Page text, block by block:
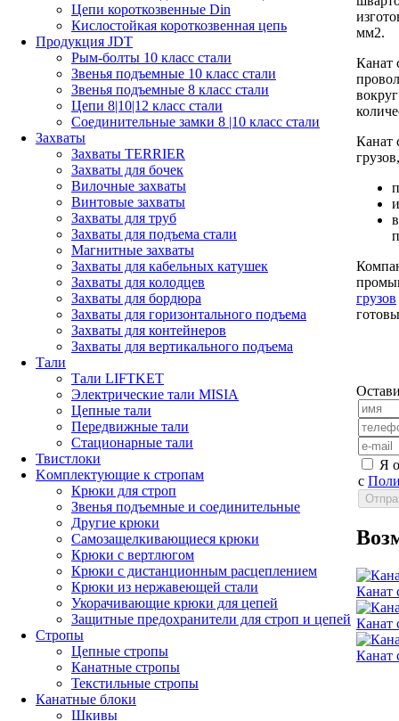
Цепи короткозвенные Din
Кислостойкая короткозвенная цепь
Продукция JDT
Рым-болты 10 класс стали
Звенья подъемные 10 класс стали
Звенья подъемные 8 класс стали
Цепи 8|10|12 класс стали
Соединительные замки 8 |10 класс стали
Захваты
Захваты TERRIER
Захваты для бочек
Вилочные захваты
Винтовые захваты
Захваты для труб
Захваты для подъема стали
Магнитные захваты
Захваты для кабельных катушек
Захваты для колодцев
Захваты для бордюра
Захваты для горизонтального подъема
Захваты для контейнеров
Захваты для вертикального подъема
Тали
Тали LIFTKET
Электрические тали MISIA
Цепные тали
Передвижные тали
Стационарные тали
Твистлоки
Kомплектующие к стропам
Крюки для строп
Звенья подъемные и соединительные
Другие крюки
Самозащелкивающиеся крюки
Крюки с вертлюгом
Крюки с дистанционным расцеплением
Крюки из нержавеющей стали
Укорачивающие крюки для цепей
Защитные предохранители для строп и цепей
Стропы
Цепные стропы
Канатные стропы
Текстильные стропы
Канатные блоки
Шкивы
мм2.
Канат
Канат
грузов
Я
с
Канат
Канат
Канат